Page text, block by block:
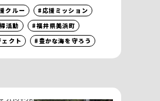
クルー
#応援ミッション
活動
#福井県美浜町
クト
#豊かな海を守ろう